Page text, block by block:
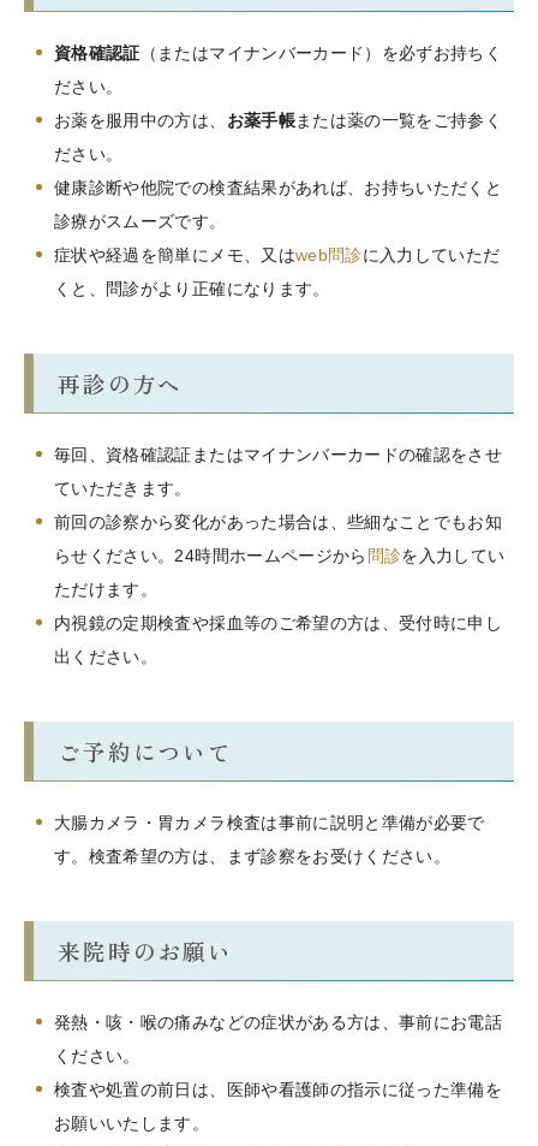
資格確認証 （またはマイナンバーカード）を必ずお持ちく
ださい。
お薬を服用中の方は、 お薬手帳または薬の一覧をご持参く
ださい。
健康診断や他院での検査結果があれば、お持ちいただくと
診療がスムーズです。
症状や経過を簡単にメモ、又はweb問診に入力していただ
くと、問診がより正確になります。
再診の方へ
毎回、資格確認証またはマイナンバーカードの確認をさせ
ていただきます。
前回の診察から変化があった場合は、些細なことでもお知
らせください。24時間ホームページから 問診を入力してい
ただけます。
内視鏡の定期検査や採血等のご希望の方は、受付時に申し
出ください。
ご予約について
大腸カメラ・胃カメラ検査は事前に説明と準備が必要で
す。検査希望の方は、まず診察をお受けください。
来院時のお願い
発熱・咳・喉の痛みなどの症状がある方は、事前にお電話
ください。
検査や処置の前日は、医師や看護師の指示に従った準備を
お願いいたします。